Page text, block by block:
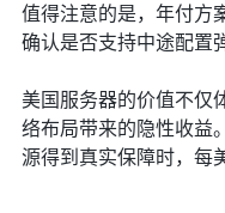
值得注意的是，年付方
确认是否支持中途配置
美国服务器的价值不仅
络布局带来的隐性收益
源得到真实保障时，每